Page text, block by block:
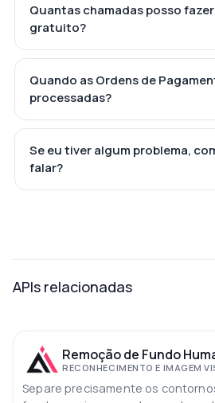
Quantas chamadas posso
gratuito?
Quando as Ordens de
processadas?
Se eu tiver algum problema,
falar?
APIs relacionadas
Remoção de Fundo
RECONHECIMENTO E IMAGEM
Separe precisamente os